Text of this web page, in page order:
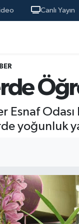
Canlı Yayın
Esnaf
yoğunluk